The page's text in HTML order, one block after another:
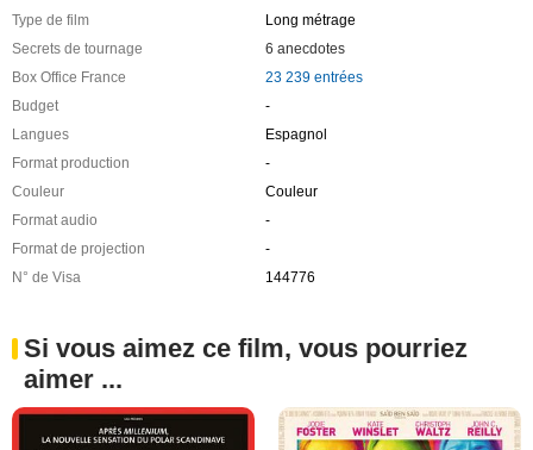
Type de film
Long métrage
Secrets de tournage
6 anecdotes
Box Office France
23 239 entrées
Budget
-
Langues
Espagnol
Format production
-
Couleur
Couleur
Format audio
-
Format de projection
-
N° de Visa
144776
Si vous aimez ce film, vous pourriez
aimer ...